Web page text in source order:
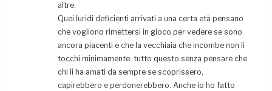
altre.
Quei luridi deficienti arrivati a una certa età pensano
che vogliono rimettersi in gioco per vedere se sono
ancora piacenti e che la vecchiaia che incombe non li
tocchi minimamente. tutto questo senza pensare che
chi li ha amati da sempre se scoprissero,
capirebbero e perdonerebbero. Anche io ho fatto